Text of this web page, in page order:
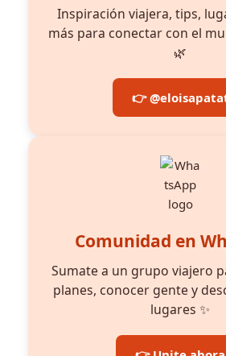
Inspiración viajera, tips,
más para conectar con el
🌿
👉
Comunidad en
Sumate a un grupo viajero
planes, conocer gente y
lugares ✨